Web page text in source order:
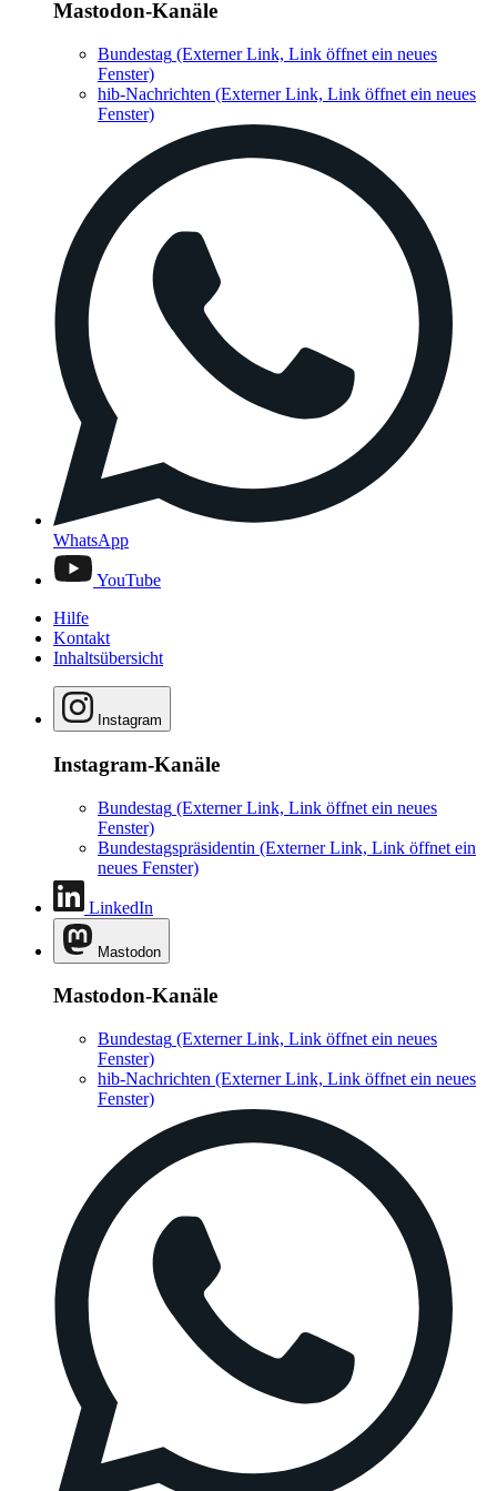
Mastodon-Kanäle
Bundestag (Externer Link, Link öffnet ein neues
Fenster)
hib-Nachrichten (Externer Link, Link öffnet ein neues
Fenster)
WhatsApp
YouTube
Hilfe
Kontakt
Inhaltsübersicht
Instagram
Instagram-Kanäle
Bundestag (Externer Link, Link öffnet ein neues
Fenster)
Bundestagspräsidentin (Externer Link, Link öffnet ein
neues Fenster)
LinkedIn
Mastodon
Mastodon-Kanäle
Bundestag (Externer Link, Link öffnet ein neues
Fenster)
hib-Nachrichten (Externer Link, Link öffnet ein neues
Fenster)